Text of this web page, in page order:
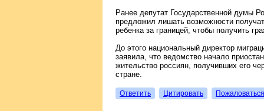
Ранее депутат Государственной думы
предложил лишать возможности
ребенка за границей, чтобы получить
До этого национальный директор
заявила, что ведомство начало
жительство россиян, получивших его
стране.
Ответить Цитировать Пожаловаться